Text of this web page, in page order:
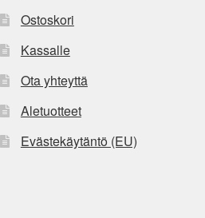
Ostoskori
Kassalle
Ota yhteyttä
Aletuotteet
Evästekäytäntö (EU)